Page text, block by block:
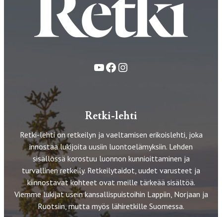
YouTube
FacebookInstagram
Retki-lehti
Retki-lehti on retkeilyn ja vaeltamisen erikoislehti, joka
innostaa lukijoita uusiin luontoelämyksiin. Lehden
sisällössä korostuu luonnon kunnioittaminen ja
turvallinen retkeily. Retkeilytaidot, uudet varusteet ja
kiinnostavat kohteet ovat meille tärkeää sisältöä.
Viemme lukijat usein kansallispuistoihin Lappiin, Norjaan ja
Ruotsiin, mutta myös lähiretkille Suomessa.